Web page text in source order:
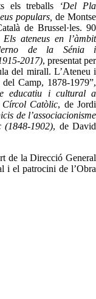
els treballs
‘Del Pla
populars, de Montse
de Brussel·les. 90
Els ateneus en l’àmbit
de la Sénia i
2017), presentat per
del mirall. L’Ateneu i
Camp, 1878-1979”,
educatiu i cultural a
Círcol Catòlic, de Jordi
de l’associacionisme
1902), de David
de la Direcció General
i el patrocini de l’Obra